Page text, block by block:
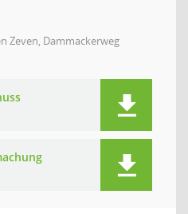
Zeven, Dammackerweg